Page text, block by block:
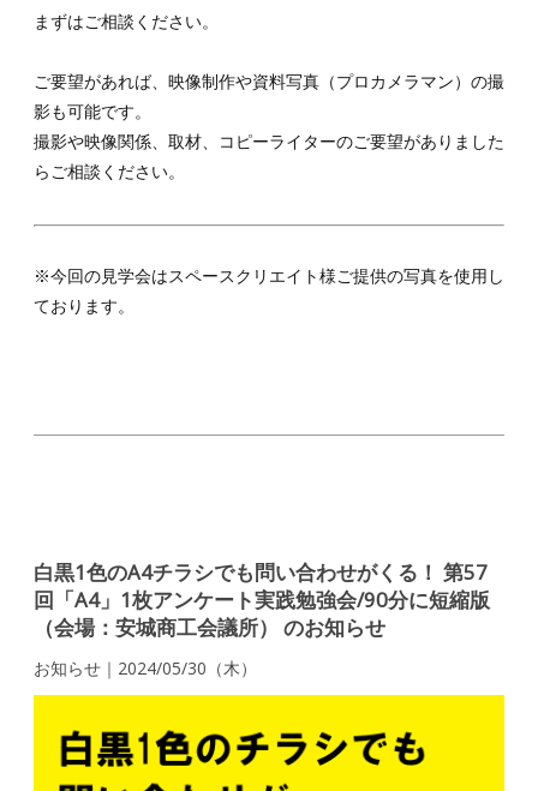
まずはご相談ください。
ご要望があれば、映像制作や資料写真（プロカメラマン）の撮
影も可能です。
撮影や映像関係、取材、コピーライターのご要望がありました
らご相談ください。
※今回の見学会はスペースクリエイト様ご提供の写真を使用し
ております。
白黒1色のA4チラシでも問い合わせがくる！ 第57
回「A4」1枚アンケート実践勉強会/90分に短縮版
（会場：安城商工会議所） のお知らせ
お知らせ｜2024/05/30（木）